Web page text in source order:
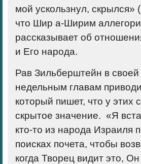
мой ускользнул, скрылся»
что Шир а-Ширим
рассказывает об
и Его народа.
Рав Зильберштейн в своей
недельным главам
который пишет, что у этих
скрытое значение. «Я
кто-то из народа Израиля
поисках почета, чтобы
когда Творец видит это,